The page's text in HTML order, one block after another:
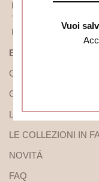
PUNTI VENDITA
TERMINI E
RICHIEDI LA VISITA
ESPLORA
CHI SIAMO
GIOIELLI
LAVORAZIONI E
LE COLLEZIONI IN
NOVITÁ
FAQ
Vuoi